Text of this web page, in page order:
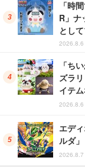
「時
R」ナ
とし
「ち
ズラ
イテ
エデ
ルダ
2026.8.7